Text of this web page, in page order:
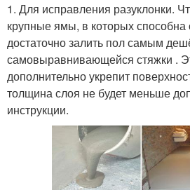
1. Для исправления разуклонки.
крупные ямы, в которых способна
достаточно залить пол самым
самовыравнивающейся стяжки .
дополнительно укрепит
толщина слоя не будет меньше
инструкции.